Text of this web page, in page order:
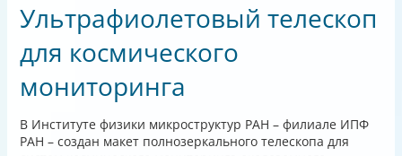
Ультрафиолетовый телескоп
для космического
мониторинга
В Институте физики микроструктур РАН – филиале ИПФ
РАН – создан макет полнозеркального телескопа для